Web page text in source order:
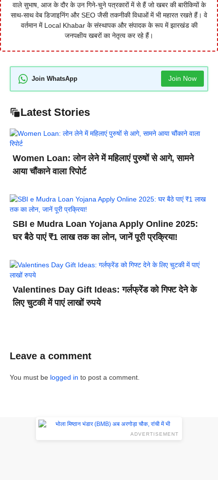
वाले सुभाष, आज के दौर के उन गिने-चुने पत्रकारों में से हैं जो खबर की बारीकियों के
साथ-साथ वेब डिजाइनिंग और SEO जैसी तकनीकी विधाओं में भी महारत रखते हैं। वे
वर्तमान में Local Khabar के संस्थापक और संपादक के रूप में झारखंड की
जनपक्षीय खबरों का नेतृत्व कर रहे हैं।
Join WhatsApp Join Now
Latest Stories
Women Loan: लोन लेने में महिलाएं पुरुषों से आगे, सामने
आया चौंकाने वाला रिपोर्ट
SBI e Mudra Loan Yojana Apply Online 2025:
घर बैठे पाएं ₹1 लाख तक का लोन, जानें पूरी प्रक्रिया!
Valentines Day Gift Ideas: गर्लफ्रेंड को गिफ्ट देने के
लिए चुटकी में पाएं लाखों रुपये
Leave a comment
You must be logged in to post a comment.
ADVERTISEMENT